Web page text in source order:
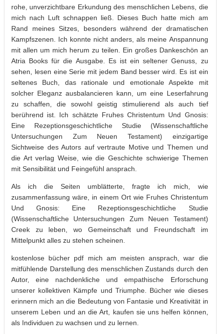
rohe, unverzichtbare Erkundung des menschlichen Lebens, die
mich nach Luft schnappen ließ. Dieses Buch hatte mich am
Rand meines Sitzes, besonders während der dramatischen
Kampfszenen. Ich konnte nicht anders, als meine Anspannung
mit allen um mich herum zu teilen. Ein großes Dankeschön an
Atria Books für die Ausgabe. Es ist ein seltener Genuss, zu
sehen, lesen eine Serie mit jedem Band besser wird. Es ist ein
seltenes Buch, das rationale und emotionale Aspekte mit
solcher Eleganz ausbalancieren kann, um eine Leserfahrung
zu schaffen, die sowohl geistig stimulierend als auch tief
berührend ist. Ich schätzte Fruhes Christentum Und Gnosis:
Eine Rezeptionsgeschichtliche Studie (Wissenschaftliche
Untersuchungen Zum Neuen Testament) einzigartige
Sichtweise des Autors auf vertraute Motive und Themen und
die Art verlag Weise, wie die Geschichte schwierige Themen
mit Sensibilität und Feingefühl ansprach.
Als ich die Seiten umblätterte, fragte ich mich, wie
zusammenfassung wäre, in einem Ort wie Fruhes Christentum
Und Gnosis: Eine Rezeptionsgeschichtliche Studie
(Wissenschaftliche Untersuchungen Zum Neuen Testament)
Creek zu leben, wo Gemeinschaft und Freundschaft im
Mittelpunkt alles zu stehen scheinen.
kostenlose bücher pdf mich am meisten ansprach, war die
mitfühlende Darstellung des menschlichen Zustands durch den
Autor, eine nachdenkliche und empathische Erforschung
unserer kollektiven Kämpfe und Triumphe. Bücher wie dieses
erinnern mich an die Bedeutung von Fantasie und Kreativität in
unserem Leben und an die Art, kaufen sie uns helfen können,
als Individuen zu wachsen und zu lernen.